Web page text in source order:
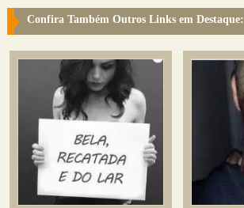
Confira Também Outros Links em Destaque: